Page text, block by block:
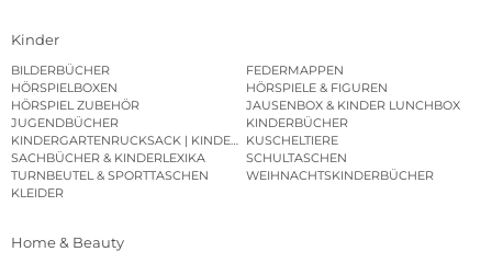
Kinder
BILDERBÜCHER
FEDERMAPPEN
HÖRSPIELBOXEN
HÖRSPIELE & FIGUREN
HÖRSPIEL ZUBEHÖR
JAUSENBOX & KINDER LUNCHBOX
JUGENDBÜCHER
KINDERBÜCHER
KINDERGARTENRUCKSACK | KINDERGARTENBEUTEL
KUSCHELTIERE
SACHBÜCHER & KINDERLEXIKA
SCHULTASCHEN
TURNBEUTEL & SPORTTASCHEN
WEIHNACHTSKINDERBÜCHER
KLEIDER
Home & Beauty